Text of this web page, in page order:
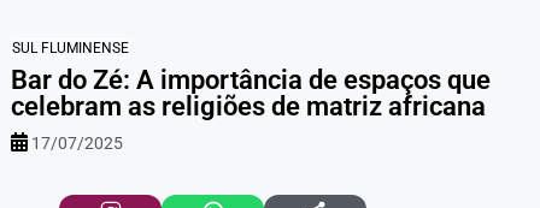
SUL FLUMINENSE
Bar do Zé: A importância de espaços que
celebram as religiões de matriz africana
17/07/2025